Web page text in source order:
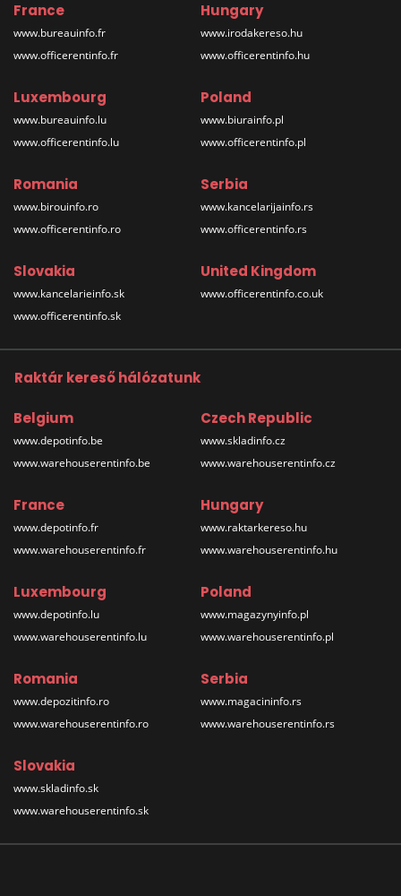
France
www.bureauinfo.fr
www.officerentinfo.fr
Hungary
www.irodakereso.hu
www.officerentinfo.hu
Luxembourg
www.bureauinfo.lu
www.officerentinfo.lu
Poland
www.biurainfo.pl
www.officerentinfo.pl
Romania
www.birouinfo.ro
www.officerentinfo.ro
Serbia
www.kancelarijainfo.rs
www.officerentinfo.rs
Slovakia
www.kancelarieinfo.sk
www.officerentinfo.sk
United Kingdom
www.officerentinfo.co.uk
Raktár kereső hálózatunk
Belgium
www.depotinfo.be
www.warehouserentinfo.be
Czech Republic
www.skladinfo.cz
www.warehouserentinfo.cz
France
www.depotinfo.fr
www.warehouserentinfo.fr
Hungary
www.raktarkereso.hu
www.warehouserentinfo.hu
Luxembourg
www.depotinfo.lu
www.warehouserentinfo.lu
Poland
www.magazynyinfo.pl
www.warehouserentinfo.pl
Romania
www.depozitinfo.ro
www.warehouserentinfo.ro
Serbia
www.magacininfo.rs
www.warehouserentinfo.rs
Slovakia
www.skladinfo.sk
www.warehouserentinfo.sk